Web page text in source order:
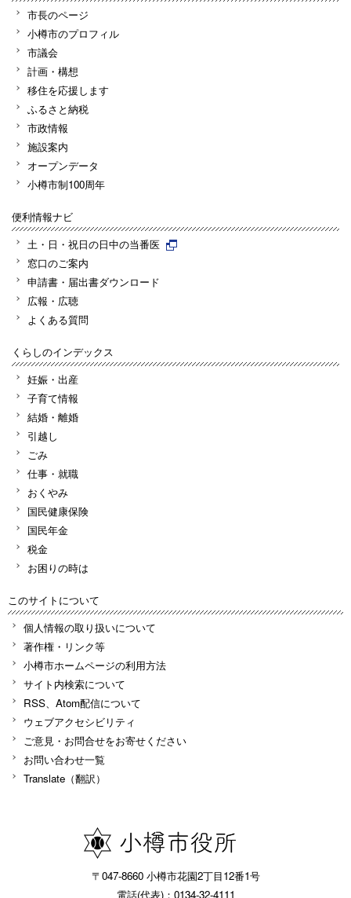
市長のページ
小樽市のプロフィル
市議会
計画・構想
移住を応援します
ふるさと納税
市政情報
施設案内
オープンデータ
小樽市制100周年
便利情報ナビ
土・日・祝日の日中の当番医
窓口のご案内
申請書・届出書ダウンロード
広報・広聴
よくある質問
くらしのインデックス
妊娠・出産
子育て情報
結婚・離婚
引越し
ごみ
仕事・就職
おくやみ
国民健康保険
国民年金
税金
お困りの時は
このサイトについて
個人情報の取り扱いについて
著作権・リンク等
小樽市ホームページの利用方法
サイト内検索について
RSS、Atom配信について
ウェブアクセシビリティ
ご意見・お問合せをお寄せください
お問い合わせ一覧
Translate（翻訳）
〒047-8660 小樽市花園2丁目12番1号
電話(代表)：0134-32-4111